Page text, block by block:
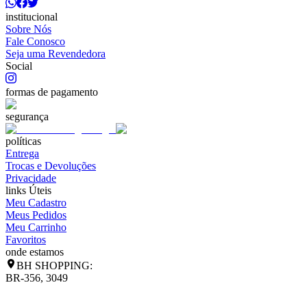
institucional
Sobre Nós
Fale Conosco
Seja uma Revendedora
Social
formas de pagamento
segurança
políticas
Entrega
Trocas e Devoluções
Privacidade
links Úteis
Meu Cadastro
Meus Pedidos
Meu Carrinho
Favoritos
onde estamos
BH SHOPPING:
BR-356, 3049